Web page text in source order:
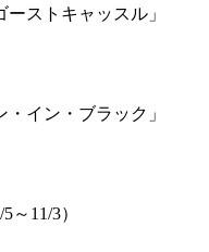
ストキャッスル」
イン・ブラック」
11/3）